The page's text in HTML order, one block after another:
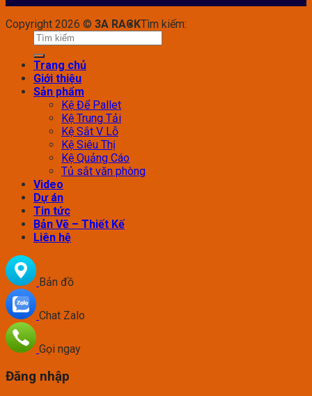
Copyright 2026 © 3A RACKTìm kiếm:
Trang chủ
Giới thiệu
Sản phẩm
Kệ Để Pallet
Kệ Trung Tải
Kệ Sắt V Lỗ
Kệ Siêu Thị
Kệ Quảng Cáo
Tủ sắt văn phòng
Video
Dự án
Tin tức
Bản Vẽ – Thiết Kế
Liên hệ
Bản đồ
Chat Zalo
Gọi ngay
Đăng nhập